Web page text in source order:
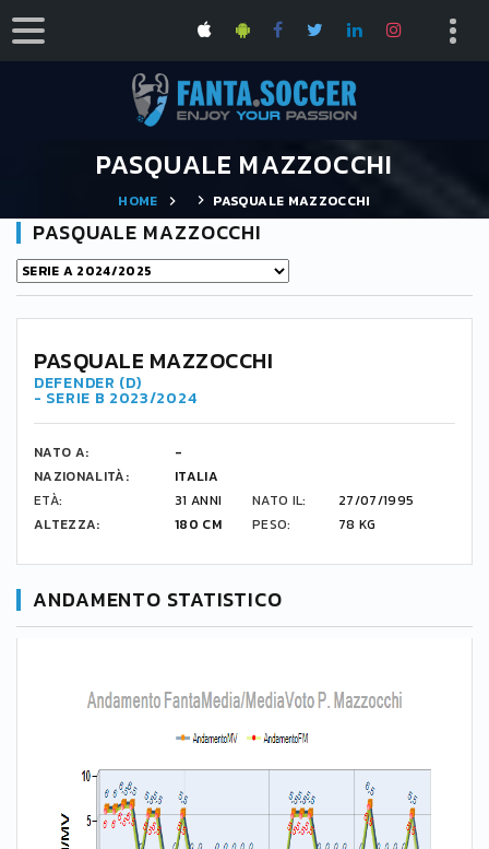
PASQUALE MAZZOCCHI
HOME PASQUALE MAZZOCCHI
PASQUALE MAZZOCCHI
PASQUALE MAZZOCCHI
DEFENDER (D)
- SERIE B 2023/2024
NATO A:
-
NAZIONALITÀ:
ITALIA
ETÀ:
31 ANNI NATO IL:
27/07/1995
ALTEZZA:
180 CM PESO: 78 KG
ANDAMENTO STATISTICO